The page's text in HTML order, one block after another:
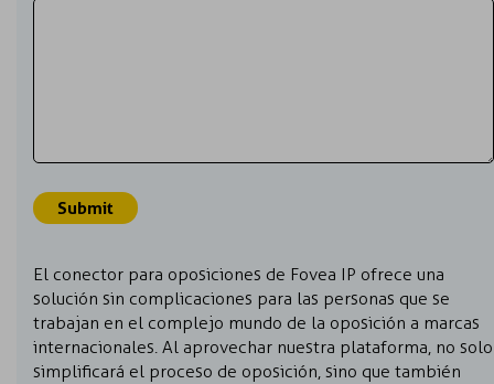
El conector para oposiciones de Fovea IP ofrece una
solución sin complicaciones para las personas que se
trabajan en el complejo mundo de la oposición a marcas
internacionales. Al aprovechar nuestra plataforma, no solo
simplificará el proceso de oposición, sino que también